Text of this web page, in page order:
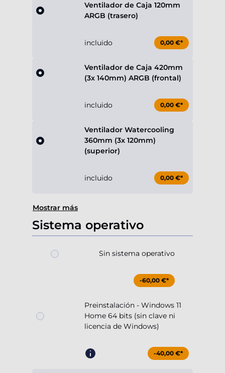
Ventilador de Caja 120mm
ARGB (trasero)
incluido 0,00 €*
Ventilador de Caja 420mm
(3x 140mm) ARGB (frontal)
incluido 0,00 €*
Ventilador Watercooling
360mm (3x 120mm)
(superior)
incluido 0,00 €*
Mostrar más
Sistema operativo
Sin sistema operativo
-60,00 €*
Preinstalación - Windows 11
Home 64 bits (sin clave ni
licencia de Windows)
-40,00 €*